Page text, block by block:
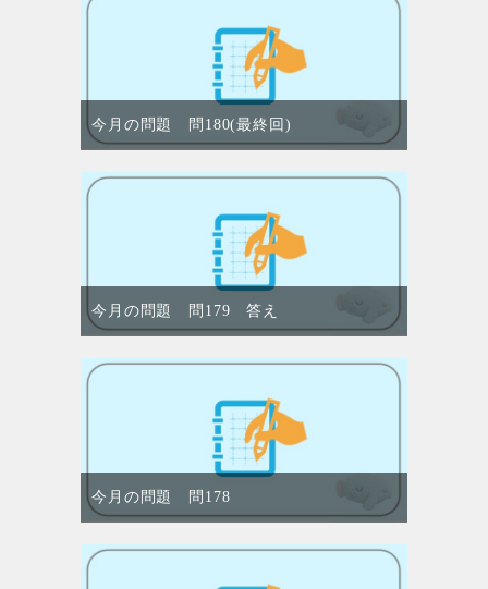
今月の問題 問180(最終回)
今月の問題 問179 答え
今月の問題 問178